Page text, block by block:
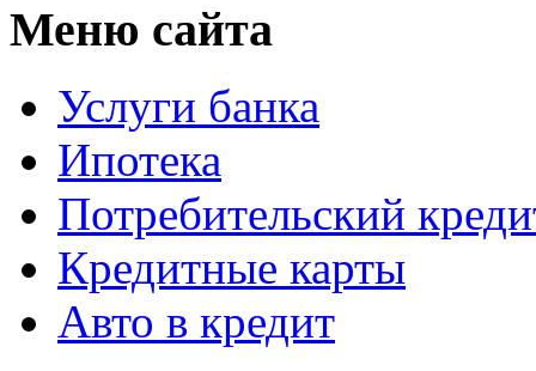
Меню сайта
Услуги банка
Ипотека
Потребительский
Кредитные карты
Авто в кредит